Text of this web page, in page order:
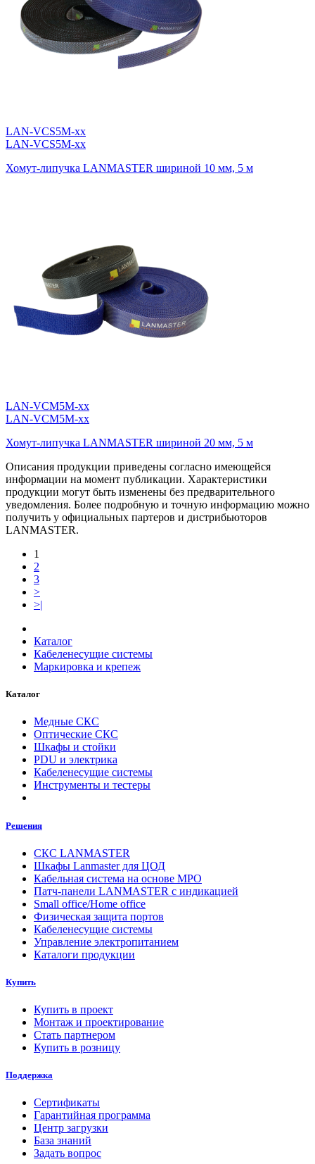
LAN-VCS5M-xx
LAN-VCS5M-xx
Хомут-липучка LANMASTER шириной 10 мм, 5 м
LAN-VCM5M-xx
LAN-VCM5M-xx
Хомут-липучка LANMASTER шириной 20 мм, 5 м
Описания продукции приведены согласно имеющейся
информации на момент публикации. Характеристики
продукции могут быть изменены без предварительного
уведомления. Более подробную и точную информацию можно
получить у официальных партеров и дистрибьюторов
LANMASTER.
1
2
3
>
>|
Каталог
Кабеленесущие системы
Маркировка и крепеж
Каталог
Медные СКС
Оптические СКС
Шкафы и стойки
PDU и электрика
Кабеленесущие системы
Инструменты и тестеры
Решения
СКС LANMASTER
Шкафы Lanmaster для ЦОД
Кабельная система на основе MPO
Патч-панели LANMASTER с индикацией
Small office/Home office
Физическая защита портов
Кабеленесущие системы
Управление электропитанием
Каталоги продукции
Купить
Купить в проект
Монтаж и проектирование
Стать партнером
Купить в розницу
Поддержка
Сертификаты
Гарантийная программа
Центр загрузки
База знаний
Задать вопрос